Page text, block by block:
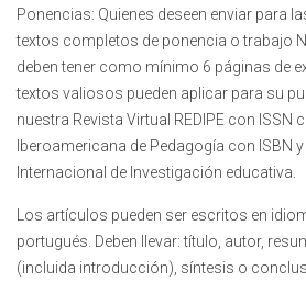
Ponencias: Quienes deseen enviar para
textos completos de ponencia o trabajo
deben tener como mínimo 6 páginas de
textos valiosos pueden aplicar para su
nuestra Revista Virtual REDIPE con ISSN
Iberoamericana de Pedagogía con ISBN
Internacional de Investigación educativa.
Los artículos pueden ser escritos en
portugués. Deben llevar: título, autor,
(incluida introducción), síntesis o